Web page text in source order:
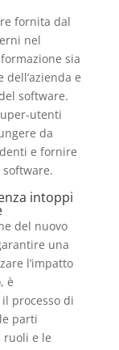
fornita dal
nel
sia
e
software.
utenti
da
e fornire
intoppi
del nuovo
una
l’impatto
è
processo di
parti
ruoli e le